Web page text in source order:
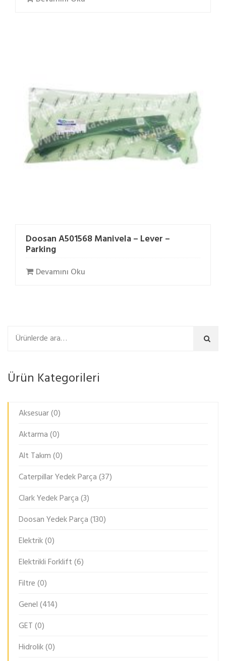
Doosan A501568 Manivela – Lever –
Parking
Devamını Oku
Ara
Ürün Kategorileri
Aksesuar(0)
Aktarma(0)
Alt Takım(0)
Caterpillar Yedek Parça(37)
Clark Yedek Parça(3)
Doosan Yedek Parça(130)
Elektrik(0)
Elektrikli Forklift(6)
Filtre(0)
Genel(414)
GET(0)
Hidrolik(0)